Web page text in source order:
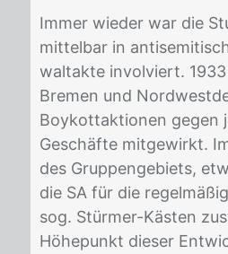
Im­mer wie­der war die
mit­tel­bar in
walt­ak­te in­vol­viert.
Bre­men und
Boy­kott­ak­tio­nen ge­gen
Ge­schäf­te mit­ge­wirkt.
des Grup­pen­ge­biets,
die SA für die
sog. Stür­mer-Käs­ten
Hö­he­punkt die­ser